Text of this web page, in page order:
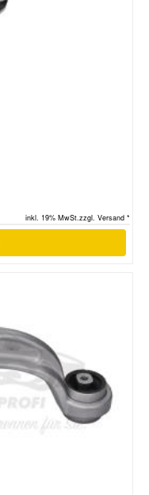
inkl. 19% MwSt.zzgl. Versand *